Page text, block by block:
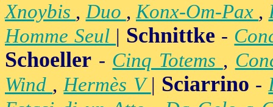
Xnoybis ,Duo ,Konx-Om-Pax ,
Homme Seul | Schnittke -
Schoeller - Cinq Totems ,
Wind ,Hermès V| Sciarrino -